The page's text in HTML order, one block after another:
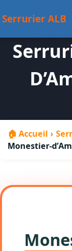
contenu
Serrurier ALB
🏠 Accueil ›
Monestier-